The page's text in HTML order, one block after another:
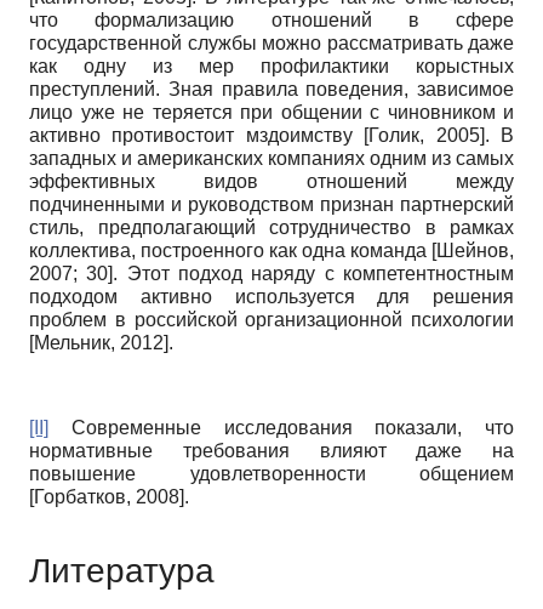
что формализацию отношений в сфере
государственной службы можно рассматривать даже
как одну из мер профилактики корыстных
преступлений. Зная правила поведения, зависимое
лицо уже не теряется при общении с чиновником и
активно противостоит мздоимству
[Голик, 2005]. В
западных и американских компаниях одним из самых
эффективных видов отношений между
подчиненными и руководством признан партнерский
стиль, предполагающий сотрудничество в рамках
коллектива, построенного как одна команда [Шейнов,
2007; 30]. Этот подход наряду с компетентностным
подходом активно используется для решения
проблем в российской организационной психологии
[Мельник, 2012].
[II]
Современные исследования показали, что
нормативные требования влияют даже на
повышение удовлетворенности общением
[Горбатков, 2008].
Литература